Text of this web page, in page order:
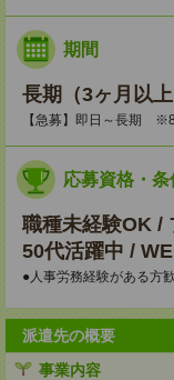
期間
長期（3ヶ月以上
【急募】即日～長期 ※8
応募資格・条
職種未経験OK /
50代活躍中 /
●人事労務経験がある方
派遣先の概要
事業内容